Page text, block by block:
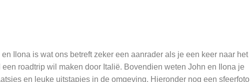
Ilona is wat ons betreft zeker een aanrader als je een keer naar het
roadtrip wil maken door Italië. Bovendien weten John en Ilona je
en leuke uitstapjes in de omgeving. Hieronder nog een sfeerfoto